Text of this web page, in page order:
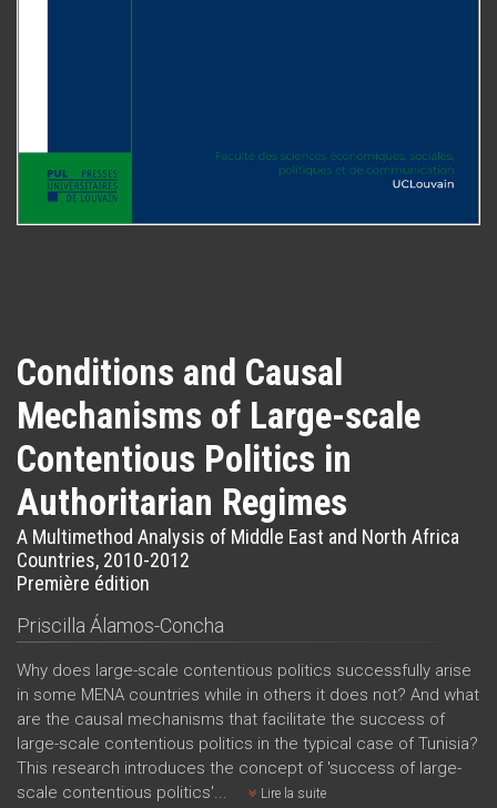
Conditions and Causal
Mechanisms of Large-scale
Contentious Politics in
Authoritarian Regimes
A Multimethod Analysis of Middle East and North Africa
Countries, 2010-2012
Première édition
Priscilla Álamos-Concha
Why does large-scale contentious politics successfully arise
in some MENA countries while in others it does not? And what
are the causal mechanisms that facilitate the success of
large-scale contentious politics in the typical case of Tunisia?
This research introduces the concept of 'success of large-
scale contentious politics'...
Lire la suite